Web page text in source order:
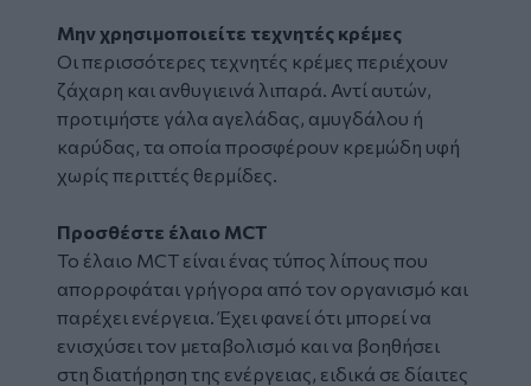
Μην χρησιμοποιείτε τεχνητές κρέμες
Οι περισσότερες τεχνητές κρέμες περιέχουν
ζάχαρη και ανθυγιεινά λιπαρά. Αντί αυτών,
προτιμήστε γάλα αγελάδας, αμυγδάλου ή
καρύδας, τα οποία προσφέρουν κρεμώδη υφή
χωρίς περιττές θερμίδες.
Προσθέστε έλαιο MCT
Το έλαιο MCT είναι ένας τύπος λίπους που
απορροφάται γρήγορα από τον οργανισμό και
παρέχει ενέργεια. Έχει φανεί ότι μπορεί να
ενισχύσει τον μεταβολισμό και να βοηθήσει
στη διατήρηση της ενέργειας, ειδικά σε δίαιτες